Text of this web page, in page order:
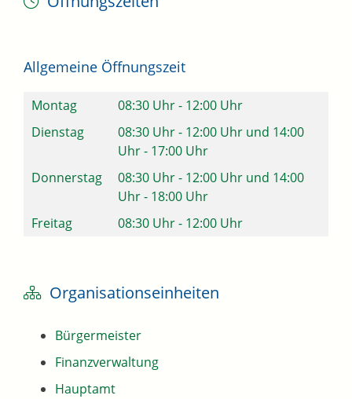
Allgemeine Öffnungszeit
Montag 08:30 Uhr- 12:00 Uhr
Dienstag
08:30 Uhr- 12:00 Uhr und 14:00
Uhr- 17:00 Uhr
Donnerstag
08:30 Uhr- 12:00 Uhr und 14:00
Uhr- 18:00 Uhr
Freitag
08:30 Uhr- 12:00 Uhr
Organisationseinheiten
Bürgermeister
Finanzverwaltung
Hauptamt